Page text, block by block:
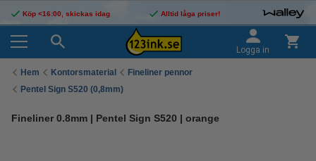
Köp <16:00, skickas idag Alltid låga priser!
Logga in
Hem Kontorsmaterial
Fineliner pennor
Pentel Sign S520 (0,8mm)
Fineliner 0.8mm | Pentel Sign S520 | orange